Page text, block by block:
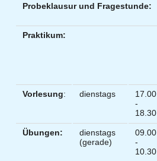
Probeklausur und Fragestunde:
Praktikum:
Vorlesung: dienstags
17.00
-
18.30
Übungen:
dienstags
(gerade)
09.00
-
10.30